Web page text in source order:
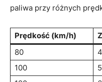
paliwa przy różnych
Prędkość (km/h)
80
100